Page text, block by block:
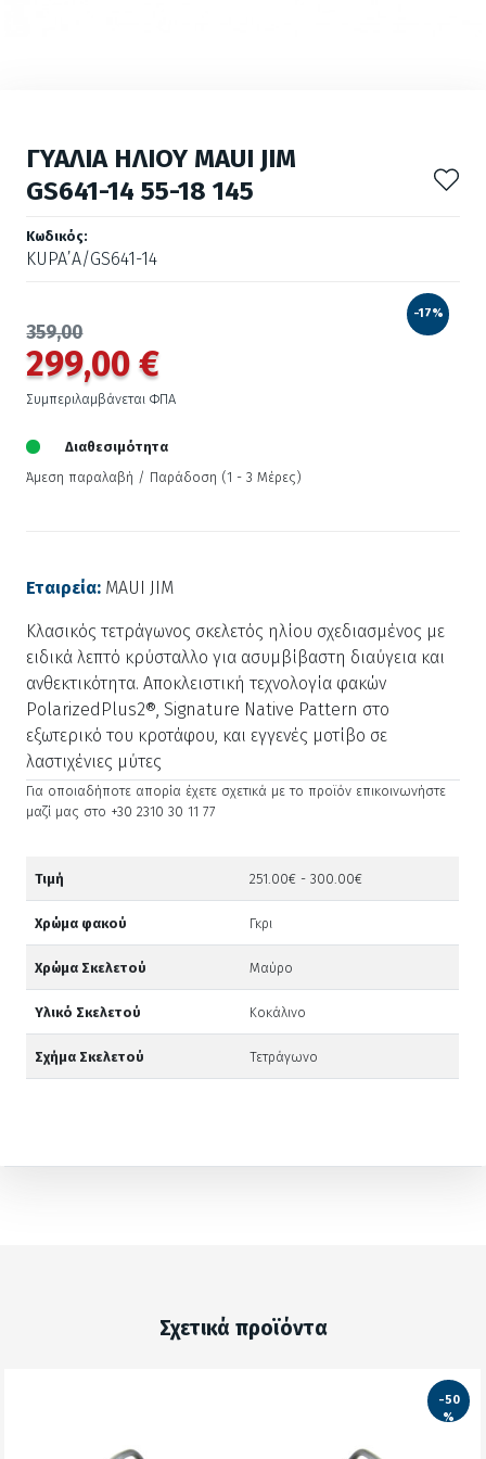
ΓΥΑΛΙΑ ΗΛΙΟΥ MAUI JIM
GS641-14 55-18 145
Κωδικός:
KUPA’A/GS641-14
359,00
299,00 €
-17%
Συμπεριλαμβάνεται ΦΠΑ
Διαθεσιμότητα
Άμεση παραλαβή / Παράδoση (1 - 3 Μέρες)
Εταιρεία: MAUI JIM
Kλασικός τετράγωνος σκελετός ηλίου σχεδιασμένος με
ειδικά λεπτό κρύσταλλο για ασυμβίβαστη διαύγεια και
ανθεκτικότητα. Αποκλειστική τεχνολογία φακών
PolarizedPlus2®, Signature Native Pattern στο
εξωτερικό του κροτάφου, και εγγενές μοτίβο σε
λαστιχένιες μύτες
Για οποιαδήποτε απορία έχετε σχετικά με το προϊόν επικοινωνήστε
μαζί μας στο +30 2310 30 11 77
Τιμή 251.00€ - 300.00€
Χρώμα φακού Γκρι
Χρώμα Σκελετού Μαύρο
Υλικό Σκελετού Κοκάλινο
Σχήμα Σκελετού Τετράγωνο
Σχετικά προϊόντα
-50
%